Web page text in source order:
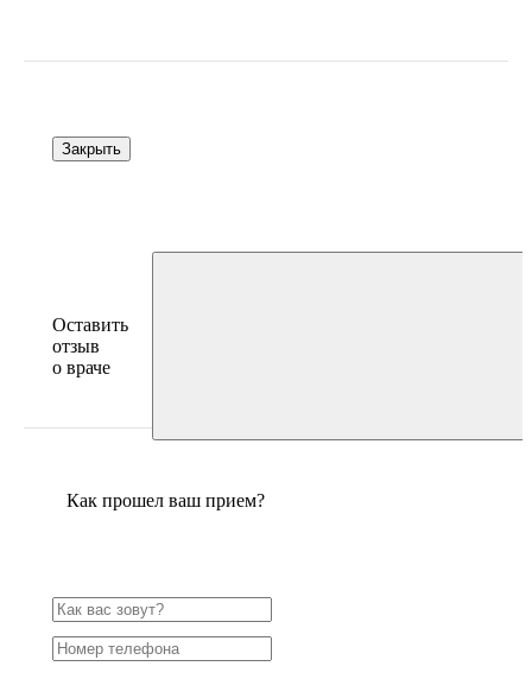
Закрыть
Оставить
отзыв
о враче
Как прошел ваш прием?